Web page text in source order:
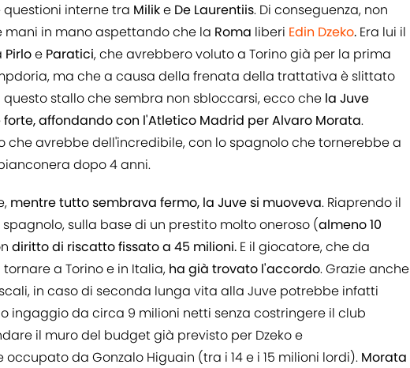
questioni interne tra Milike De Laurentiis. Di conseguenza, non
mani in mano aspettando che la Roma liberi Edin Dzeko. Era lui il
Pirloe Paratici, che avrebbero voluto a Torino già per la prima
ma che a causa della frenata della trattativa è slittato
questo stallo che sembra non sbloccarsi, ecco che la Juve
affondando con l'Atletico Madrid per Alvaro Morata.
che avrebbe dell'incredibile, con lo spagnolo che tornerebbe a
dopo 4 anni.
mentre tutto sembrava fermo, la Juve si muoveva. Riaprendo il
sulla base di un prestito molto oneroso (almeno 10
diritto di riscatto fissato a 45 milioni. E il giocatore, che da
a Torino e in Italia, ha già trovato l'accordo. Grazie anche
in caso di seconda lunga vita alla Juve potrebbe infatti
ingaggio da circa 9 milioni netti senza costringere il club
il muro del budget già previsto per Dzeko e
da Gonzalo Higuain (tra i 14 e i 15 milioni lordi). Morata